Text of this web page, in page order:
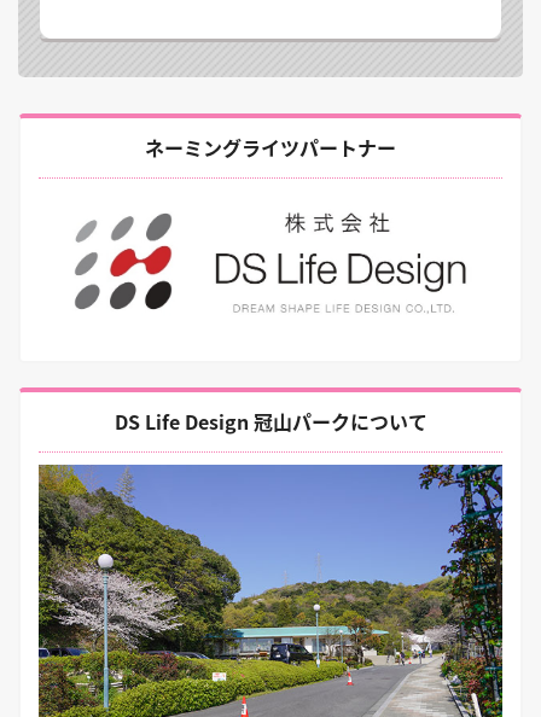
ネーミングライツパートナー
DS Life Design 冠山パークについて